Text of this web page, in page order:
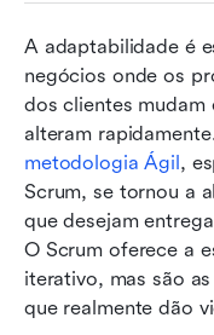
A adaptabilidade é
negócios onde os
dos clientes mudam
metodologia Ágil,
Scrum, se tornou a
que desejam
O Scrum oferece a
iterativo, mas são
que realmente dão
scrum
10 melhores
Desafios
com ferramentas
Conclusão
Perguntas